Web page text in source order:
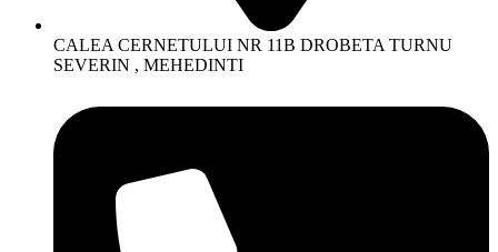
CALEA CERNETULUI NR 11B DROBETA TURNU
SEVERIN , MEHEDINTI